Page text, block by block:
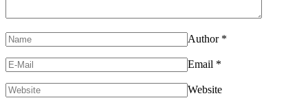
Author *
Email *
Website